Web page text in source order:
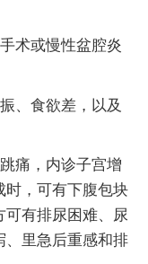
术或慢性盆腔炎
、食欲差，以及
痛，内诊子宫增
时，可有下腹包块
可有排尿困难、尿
、里急后重感和排